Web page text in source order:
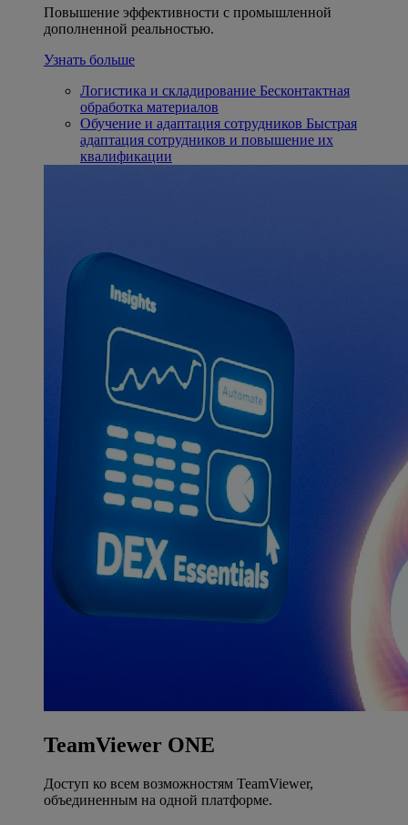
Повышение эффективности с промышленной
дополненной реальностью.
Узнать больше
Логистика и складирование Бесконтактная
обработка материалов
Обучение и адаптация сотрудников Быстрая
адаптация сотрудников и повышение их
квалификации
TeamViewer ONE
Доступ ко всем возможностям TeamViewer,
объединенным на одной платформе.